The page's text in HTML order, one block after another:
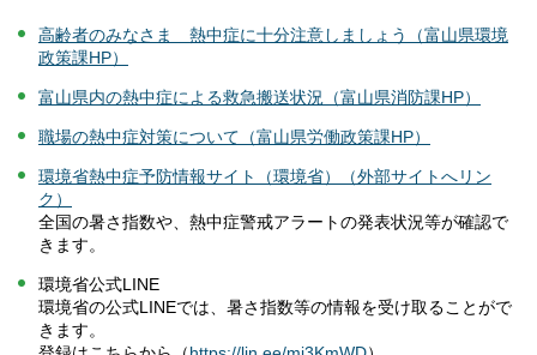
高齢者のみなさま 熱中症に十分注意しましょう（富山県環境
政策課HP）
富山県内の熱中症による救急搬送状況（富山県消防課HP）
職場の熱中症対策について（富山県労働政策課HP）
環境省熱中症予防情報サイト（環境省）（外部サイトへリン
ク）
全国の暑さ指数や、熱中症警戒アラートの発表状況等が確認で
きます。
環境省公式LINE
環境省の公式LINEでは、暑さ指数等の情報を受け取ることがで
きます。